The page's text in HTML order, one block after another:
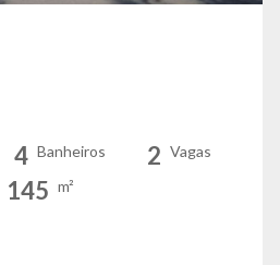
4 Banheiros 2 Vagas
145 m²